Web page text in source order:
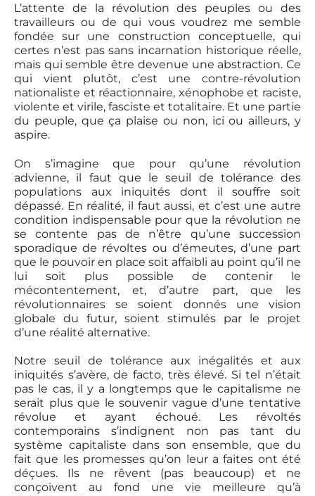
L’attente de la révolution des peuples ou des
travailleurs ou de qui vous voudrez me semble
fondée sur une construction conceptuelle, qui
certes n’est pas sans incarnation historique réelle,
mais qui semble être devenue une abstraction. Ce
qui vient plutôt, c’est une contre-révolution
nationaliste et réactionnaire, xénophobe et raciste,
violente et virile, fasciste et totalitaire. Et une partie
du peuple, que ça plaise ou non, ici ou ailleurs, y
aspire.
On s’imagine que pour qu’une révolution
advienne, il faut que le seuil de tolérance des
populations aux iniquités dont il souffre soit
dépassé. En réalité, il faut aussi, et c’est une autre
condition indispensable pour que la révolution ne
se contente pas de n’être qu’une succession
sporadique de révoltes ou d’émeutes, d’une part
que le pouvoir en place soit affaibli au point qu’il ne
lui soit plus possible de contenir le
mécontentement, et, d’autre part, que les
révolutionnaires se soient donnés une vision
globale du futur, soient stimulés par le projet
d’une réalité alternative.
Notre seuil de tolérance aux inégalités et aux
iniquités s’avère, de facto, très élevé. Si tel n’était
pas le cas, il y a longtemps que le capitalisme ne
serait plus que le souvenir vague d’une tentative
révolue et ayant échoué. Les révoltés
contemporains s’indignent non pas tant du
système capitaliste dans son ensemble, que du
fait que les promesses qu’on leur a faites ont été
déçues. Ils ne rêvent (pas beaucoup) et ne
conçoivent au fond une vie meilleure qu’à